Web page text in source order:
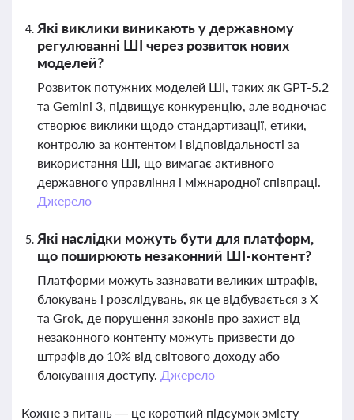
Які виклики виникають у державному
регулюванні ШІ через розвиток нових
моделей?
Розвиток потужних моделей ШІ, таких як GPT-5.2
та Gemini 3, підвищує конкуренцію, але водночас
створює виклики щодо стандартизації, етики,
контролю за контентом і відповідальності за
використання ШІ, що вимагає активного
державного управління і міжнародної співпраці.
Джерело
Які наслідки можуть бути для платформ,
що поширюють незаконний ШІ-контент?
Платформи можуть зазнавати великих штрафів,
блокувань і розслідувань, як це відбувається з X
та Grok, де порушення законів про захист від
незаконного контенту можуть призвести до
штрафів до 10% від світового доходу або
блокування доступу. Джерело
Кожне з питань — це короткий підсумок змісту